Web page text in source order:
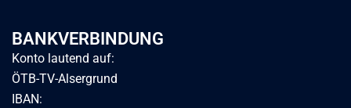
BANKVERBINDUNG
Konto lautend auf:
ÖTB-TV-Alsergrund
IBAN: